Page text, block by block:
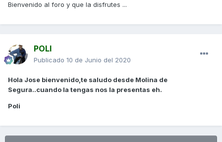
Bienvenido al foro y que la disfrutes ...
POLI
Publicado 10 de Junio del 2020
Hola Jose bienvenido,te saludo desde Molina de
Segura..cuando la tengas nos la presentas eh.
Poli